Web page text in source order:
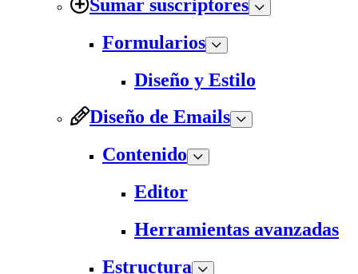
Sumar suscriptores
Formularios
Diseño y Estilo
Diseño de Emails
Contenido
Editor
Herramientas avanzadas
Estructura